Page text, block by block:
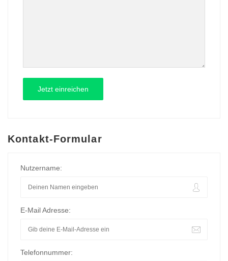
Kontakt-Formular
Nutzername:
E-Mail Adresse:
Telefonnummer: